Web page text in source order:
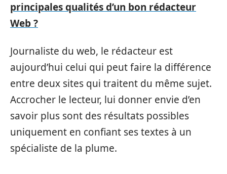
principales qualités d’un bon rédacteur
Web ?
Journaliste du web, le rédacteur est
aujourd’hui celui qui peut faire la différence
entre deux sites qui traitent du même sujet.
Accrocher le lecteur, lui donner envie d’en
savoir plus sont des résultats possibles
uniquement en confiant ses textes à un
spécialiste de la plume.